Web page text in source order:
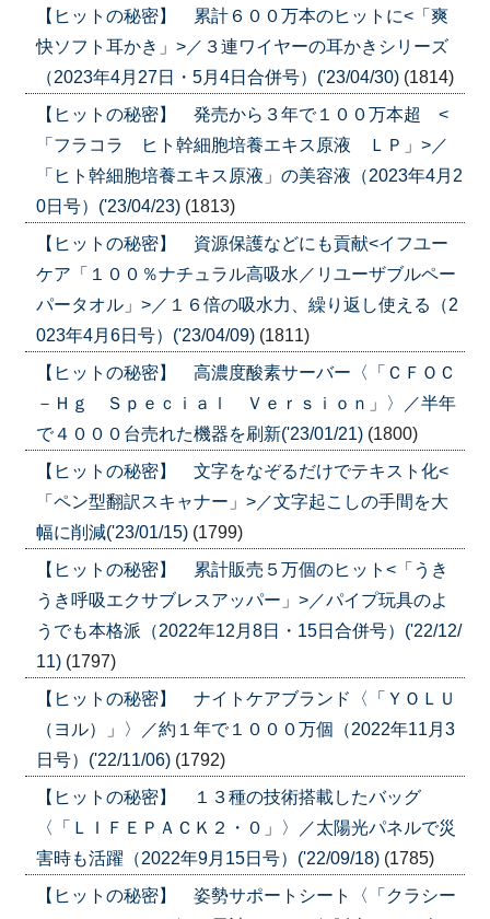
【ヒットの秘密】 累計６００万本のヒットに<「爽
快ソフト耳かき」>／３連ワイヤーの耳かきシリーズ
（2023年4月27日・5月4日合併号）('23/04/30) (1814)
【ヒットの秘密】 発売から３年で１００万本超 <
「フラコラ ヒト幹細胞培養エキス原液 ＬＰ」>／
「ヒト幹細胞培養エキス原液」の美容液（2023年4月2
0日号）('23/04/23) (1813)
【ヒットの秘密】 資源保護などにも貢献<イフユー
ケア「１００％ナチュラル高吸水／リユーザブルペー
パータオル」>／１６倍の吸水力、繰り返し使える（2
023年4月6日号）('23/04/09) (1811)
【ヒットの秘密】 高濃度酸素サーバー〈「ＣＦＯＣ
－Ｈｇ Ｓｐｅｃｉａｌ Ｖｅｒｓｉｏｎ」〉／半年
で４０００台売れた機器を刷新('23/01/21) (1800)
【ヒットの秘密】 文字をなぞるだけでテキスト化<
「ペン型翻訳スキャナー」>／文字起こしの手間を大
幅に削減('23/01/15) (1799)
【ヒットの秘密】 累計販売５万個のヒット<「うき
うき呼吸エクサブレスアッパー」>／パイプ玩具のよ
うでも本格派（2022年12月8日・15日合併号）('22/12/
11) (1797)
【ヒットの秘密】 ナイトケアブランド〈「ＹＯＬＵ
（ヨル）」〉／約１年で１０００万個（2022年11月3
日号）('22/11/06) (1792)
【ヒットの秘密】 １３種の技術搭載したバッグ
〈「ＬＩＦＥＰＡＣＫ２・０」〉／太陽光パネルで災
害時も活躍（2022年9月15日号）('22/09/18) (1785)
【ヒットの秘密】 姿勢サポートシート〈「クラシー